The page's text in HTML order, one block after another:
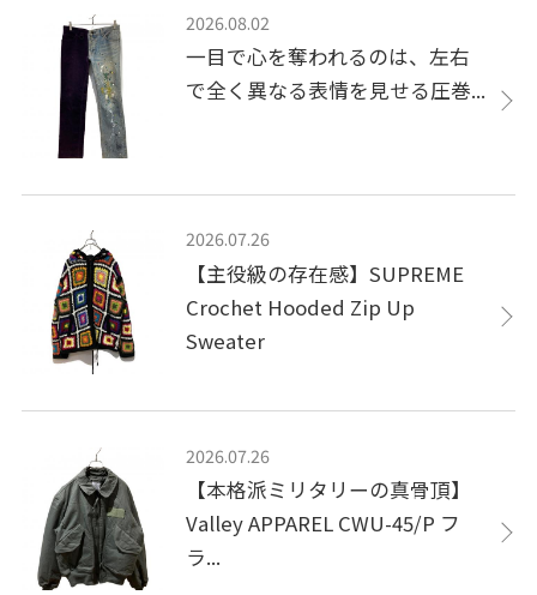
2026.08.02
一目で心を奪われるのは、左右
で全く異なる表情を見せる圧巻...
2026.07.26
【主役級の存在感】SUPREME
Crochet Hooded Zip Up
Sweater
2026.07.26
【本格派ミリタリーの真骨頂】
Valley APPAREL CWU-45/P フ
ラ...